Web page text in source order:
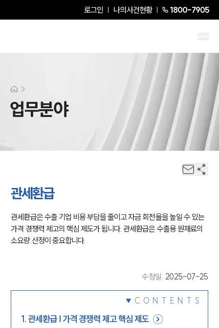
로그인 나의사건현황 1800-7905
업무분야
관세환급
관세환급은 수출 기업 비용 부담을 줄이고 자금 회전율을 높일 수 있는
가격 경쟁력 제고의 핵심 제도가 됩니다. 관세환급은 수출용 원재료의
소요량 산정이 중요합니다.
수정일: 2025-07-25
CONTENTS
1. 관세환급 | 가격 경쟁력 제고 핵심 제도